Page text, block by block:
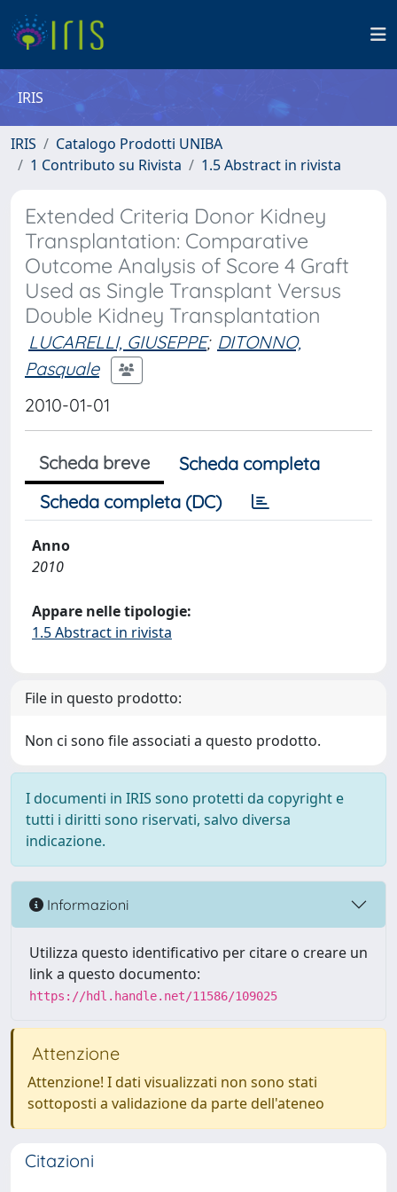
IRIS
IRIS
Catalogo Prodotti UNIBA
1 Contributo su Rivista
1.5 Abstract in rivista
Extended Criteria Donor Kidney
Transplantation: Comparative
Outcome Analysis of Score 4 Graft
Used as Single Transplant Versus
Double Kidney Transplantation
LUCARELLI, GIUSEPPE; DITONNO,
Pasquale
2010-01-01
Scheda breve
Scheda completa
Scheda completa (DC)
Anno
2010
Appare nelle tipologie:
1.5 Abstract in rivista
File in questo prodotto:
Non ci sono file associati a questo prodotto.
I documenti in IRIS sono protetti da copyright e
tutti i diritti sono riservati, salvo diversa
indicazione.
Informazioni
Utilizza questo identificativo per citare o creare un
link a questo documento:
https://hdl.handle.net/11586/109025
Attenzione
Attenzione! I dati visualizzati non sono stati
sottoposti a validazione da parte dell'ateneo
Citazioni